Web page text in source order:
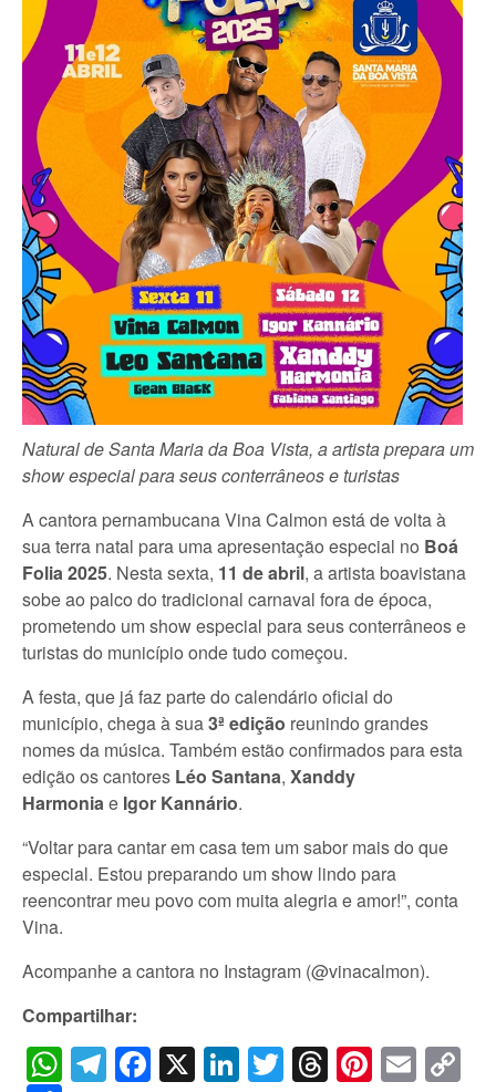
Natural de Santa Maria da Boa Vista, a artista prepara um
show especial para seus conterrâneos e turistas
A cantora pernambucana Vina Calmon está de volta à
sua terra natal para uma apresentação especial no Boá
Folia 2025. Nesta sexta, 11 de abril, a artista boavistana
sobe ao palco do tradicional carnaval fora de época,
prometendo um show especial para seus conterrâneos e
turistas do município onde tudo começou.
A festa, que já faz parte do calendário oficial do
município, chega à sua3ª edição reunindo grandes
nomes da música. Também estão confirmados para esta
edição os cantores Léo Santana, Xanddy
Harmonia e Igor Kannário.
“Voltar para cantar em casa tem um sabor mais do que
especial. Estou preparando um show lindo para
reencontrar meu povo com muita alegria e amor!”, conta
Vina.
Acompanhe a cantora no Instagram (@vinacalmon).
Compartilhar:
WhatsApp
Telegram
Facebook
X LinkedIn
Twitter
Threads